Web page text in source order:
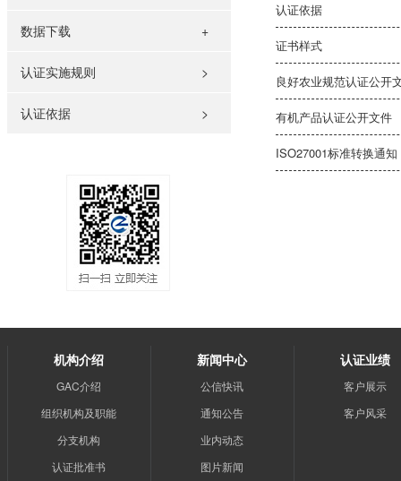
数据下载
认证实施规则 >
认证依据 >
认证依据
证书样式
良好农业规范认证公开
有机产品认证公开文件
ISO27001标准转换通知
机构介绍
GAC介绍
组织机构及职能
分支机构
认证批准书
新闻中心
公信快讯
通知公告
业内动态
图片新闻
认证业绩
客户展示
客户风采